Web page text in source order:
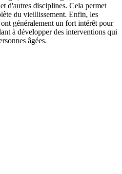
d'autres disciplines. Cela permet
du vieillissement. Enfin, les
généralement un fort intérêt pour
à développer des interventions qui
âgées.